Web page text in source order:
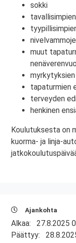
sokki
muut
myrkytyksien
tapaturmien
terveyden
henkinen
Koulutuksesta on
kuorma- ja linja-
Ajankohta
Alkaa: 27.8.2025
Päättyy: